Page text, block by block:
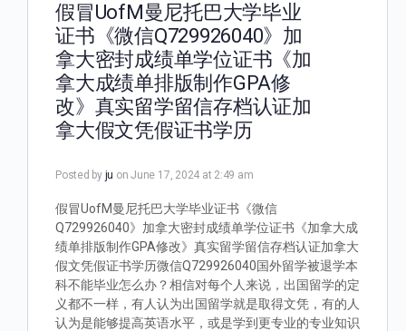
假冒UofM曼尼托巴大学毕业
证书《微信Q729926040》加
拿大密封成绩单学位证书《加
拿大成绩单排版制作GPA修
改》真实留学留信存档认证加
拿大假文凭假证书学历
Posted by ju on June 17, 2024 at 2:49 am
假冒UofM曼尼托巴大学毕业证书《微信
Q729926040》加拿大密封成绩单学位证书《加拿大成
绩单排版制作GPA修改》真实留学留信存档认证加拿大
假文凭假证书学历微信Q729926040国外留学被退学本
科不能毕业怎么办？相信对每个人来说，出国留学的定
义都不一样，有人认为出国留学就是取得文凭，有的人
认为是能够提高英语水平，或是学到更专业的专业知识